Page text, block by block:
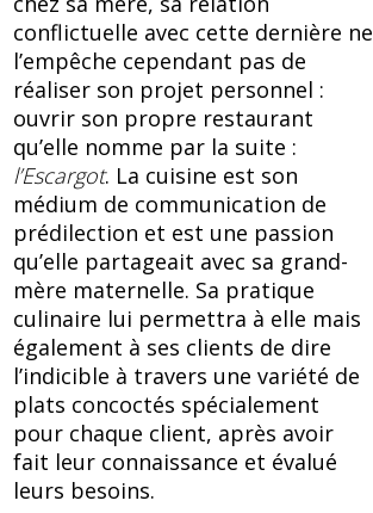
conflictuelle avec cette dernière ne
l’empêche cependant pas de
réaliser son projet personnel :
ouvrir son propre restaurant
qu’elle nomme par la suite :
l’Escargot. La cuisine est son
médium de communication de
prédilection et est une passion
qu’elle partageait avec sa grand-
mère maternelle. Sa pratique
culinaire lui permettra à elle mais
également à ses clients de dire
l’indicible à travers une variété de
plats concoctés spécialement
pour chaque client, après avoir
fait leur connaissance et évalué
leurs besoins.